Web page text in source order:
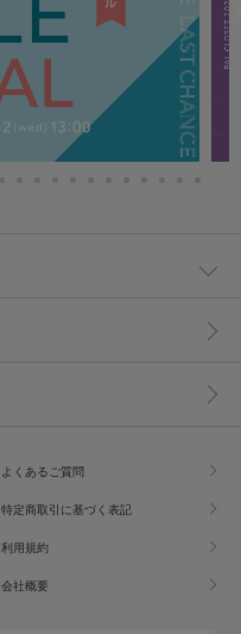
よくあるご質問
特定商取引に基づく表記
利用規約
会社概要